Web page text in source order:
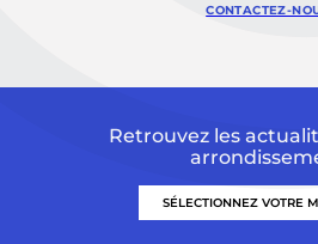
CONTACTEZ-
Retrouvez les